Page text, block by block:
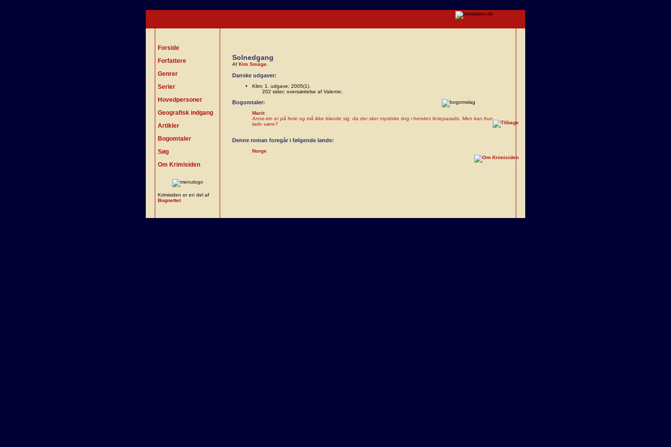
Forside
Forfattere
Genrer
Serier
Hovedpersoner
Geografisk indgang
Artikler
Bogomtaler
Søg
Om Krimisiden
Krimisiden er en del af
Bognettet
Solnedgang
Af Kim Småge
Danske udgaver:
Klim; 1. udgave; 2005(1).
202 sider; oversættelse af Valente;
Bogomtaler:
Marit:
Anne-kin er på ferie og må ikke blande sig, da der sker mystiske ting i hendes ferieparadis. Men kan hun
lade være?
Denne roman foregår i følgende lande:
Norge